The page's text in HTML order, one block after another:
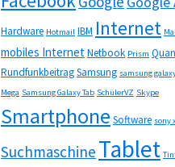
Hardware Hotmail IBM Internet
mobiles InternetNetbook Prism
RundfunkbeitragSamsung samsung
Mega Samsung Galaxy Tab SchülerVZ Skype
Smartphone Software sony
Suchmaschine Tablet